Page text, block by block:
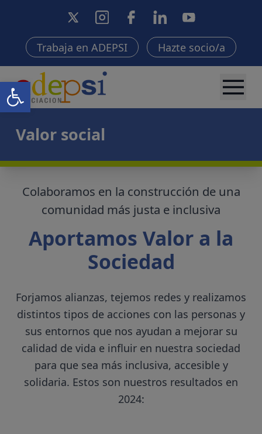
Abrir barra de herramientas
Trabaja en ADEPSI Hazte socio/a
Valor social
Colaboramos en la construcción de una
comunidad más justa e inclusiva
Aportamos Valor a la
Sociedad
Forjamos alianzas, tejemos redes y realizamos
distintos tipos de acciones con las personas y
sus entornos que nos ayudan a mejorar su
calidad de vida e influir en nuestra sociedad
para que sea más inclusiva, accesible y
solidaria. Estos son nuestros resultados en
2024: